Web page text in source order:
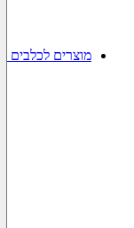
מוצרים לכלבים